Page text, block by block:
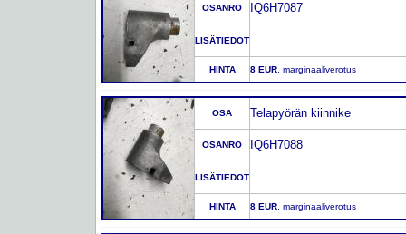
OSANRO IQ6H7087
LISÄTIEDOT
HINTA 8 EUR , marginaaliverotus
OSA Telapyörän kiinnike
OSANRO IQ6H7088
LISÄTIEDOT
HINTA 8 EUR , marginaaliverotus